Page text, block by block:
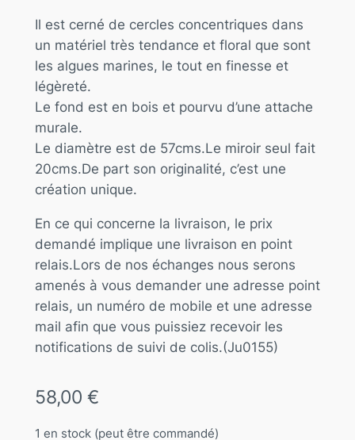
Il est cerné de cercles concentriques dans
un matériel très tendance et floral que sont
les algues marines, le tout en finesse et
légèreté.
Le fond est en bois et pourvu d’une attache
murale.
Le diamètre est de 57cms.Le miroir seul fait
20cms.De part son originalité, c’est une
création unique.
En ce qui concerne la livraison, le prix
demandé implique une livraison en point
relais.Lors de nos échanges nous serons
amenés à vous demander une adresse point
relais, un numéro de mobile et une adresse
mail afin que vous puissiez recevoir les
notifications de suivi de colis.(Ju0155)
58,00 €
1 en stock (peut être commandé)